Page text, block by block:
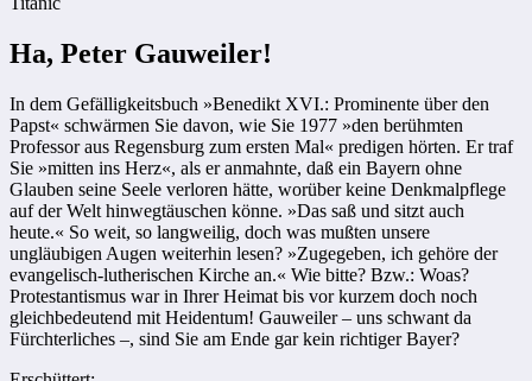
Ha, Peter Gauweiler!
In dem Gefälligkeitsbuch »Benedikt XVI.: Prominente über den
Papst« schwärmen Sie davon, wie Sie 1977 »den berühmten
Professor aus Regensburg zum ersten Mal« predigen hörten. Er traf
Sie »mitten ins Herz«, als er anmahnte, daß ein Bayern ohne
Glauben seine Seele verloren hätte, worüber keine Denkmalpflege
auf der Welt hinwegtäuschen könne. »Das saß und sitzt auch
heute.« So weit, so langweilig, doch was mußten unsere
ungläubigen Augen weiterhin lesen? »Zugegeben, ich gehöre der
evangelisch-lutherischen Kirche an.« Wie bitte? Bzw.: Woas?
Protestantismus war in Ihrer Heimat bis vor kurzem doch noch
gleichbedeutend mit Heidentum! Gauweiler – uns schwant da
Fürchterliches –, sind Sie am Ende gar kein richtiger Bayer?